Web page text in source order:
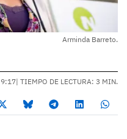
Arminda Barreto.
9:17| TIEMPO DE LECTURA: 3 MIN.